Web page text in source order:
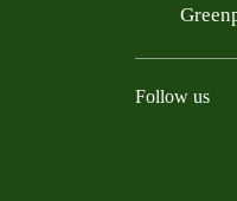
Follow us